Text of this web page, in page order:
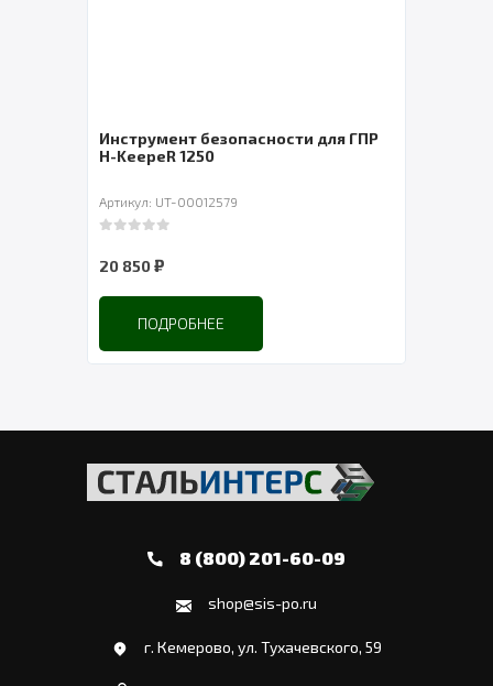
Инструмент безопасности для ГПР
H-KeepeR 1250
Артикул: UT-00012579
20 850₽
ПОДРОБНЕЕ
8 (800) 201-60-09
shop@sis-po.ru
г. Кемерово, ул. Тухачевского, 59